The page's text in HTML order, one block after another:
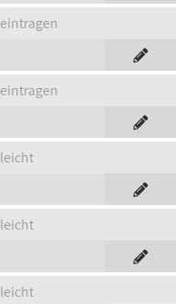
eintragen
eintragen
leicht
leicht
leicht